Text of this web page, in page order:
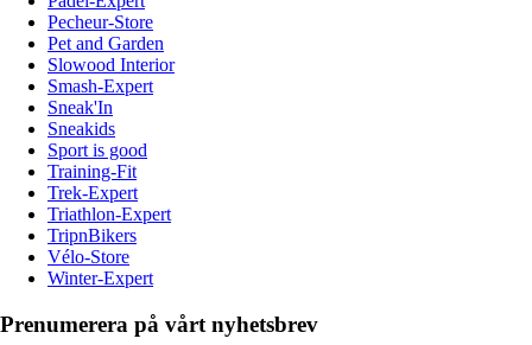
Pecheur-Store
Pet and Garden
Slowood Interior
Smash-Expert
Sneak'In
Sneakids
Sport is good
Training-Fit
Trek-Expert
Triathlon-Expert
TripnBikers
Vélo-Store
Winter-Expert
Prenumerera på vårt nyhetsbrev